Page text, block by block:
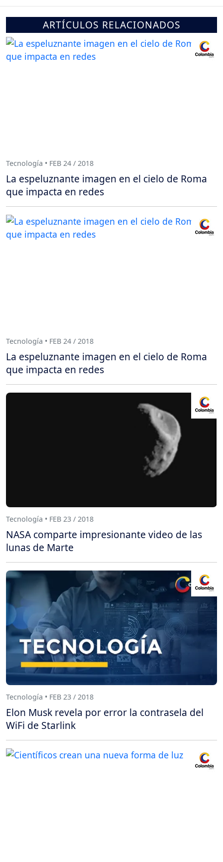
ARTÍCULOS RELACIONADOS
Tecnología • FEB 24 / 2018
La espeluznante imagen en el cielo de Roma
que impacta en redes
Tecnología • FEB 24 / 2018
La espeluznante imagen en el cielo de Roma
que impacta en redes
Tecnología • FEB 23 / 2018
NASA comparte impresionante video de las
lunas de Marte
Tecnología • FEB 23 / 2018
Elon Musk revela por error la contrasela del
WiFi de Starlink